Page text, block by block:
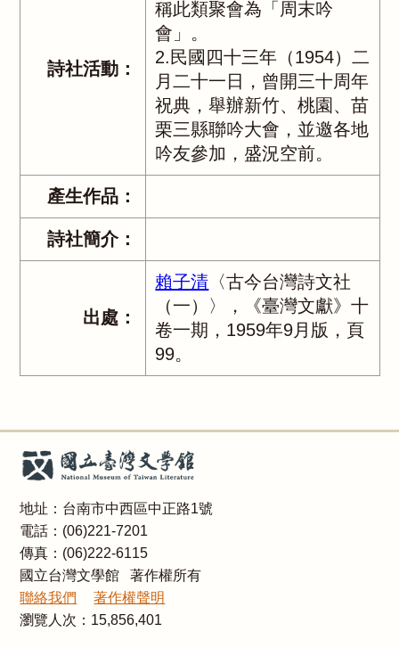
詩社活動：
稱此類聚會為「周末吟
會」。
2.民國四十三年（1954）二
月二十一日，曾開三十周年
祝典，舉辦新竹、桃園、苗
栗三縣聯吟大會，並邀各地
吟友參加，盛況空前。
產生作品：
詩社簡介：
出處：
賴子清 〈古今台灣詩文社
（一）〉，《臺灣文獻》十
卷一期，1959年9月版，頁
99。
地址：台南市中西區中正路1號
電話：(06)221-7201
傳真：(06)222-6115
國立台灣文學館 著作權所有
聯絡我們
著作權聲明
瀏覽人次： 15,856,401